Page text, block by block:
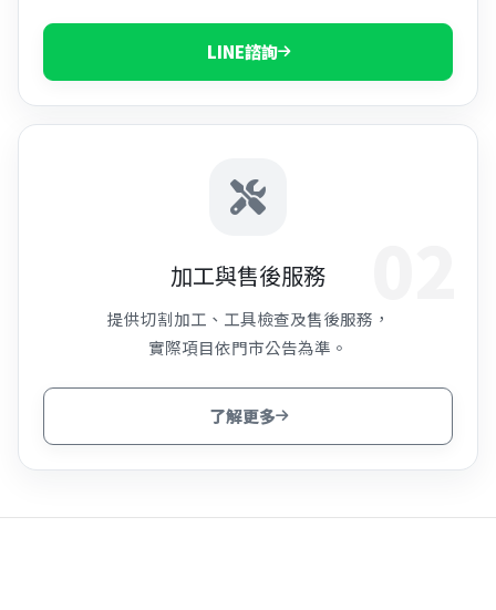
LINE諮詢
加工與售後服務
提供切割加工、工具檢查及售後服務，
實際項目依門市公告為準。
了解更多